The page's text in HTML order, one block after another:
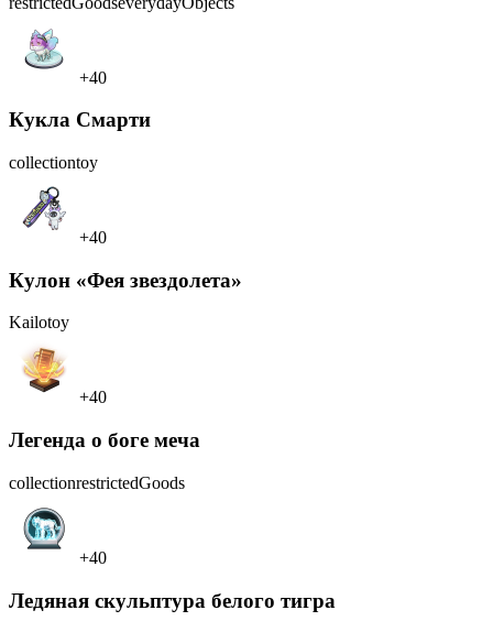
+40
Кукла Смарти
collectiontoy
+40
Кулон «Фея звездолета»
Kailotoy
+40
Легенда о боге меча
collectionrestrictedGoods
+40
Ледяная скульптура белого тигра